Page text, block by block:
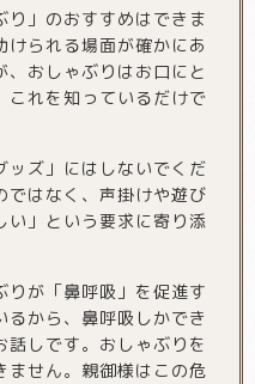
り」のおすすめはできま
られる場面が確かにあ
、おしゃぶりはお口にと
これを知っているだけで
ッズ」にはしないでくだ
ではなく、声掛けや遊び
い」という要求に寄り添
りが「鼻呼吸」を促進す
から、鼻呼吸しかでき
しです。おしゃぶりを
ません。親御様はこの危